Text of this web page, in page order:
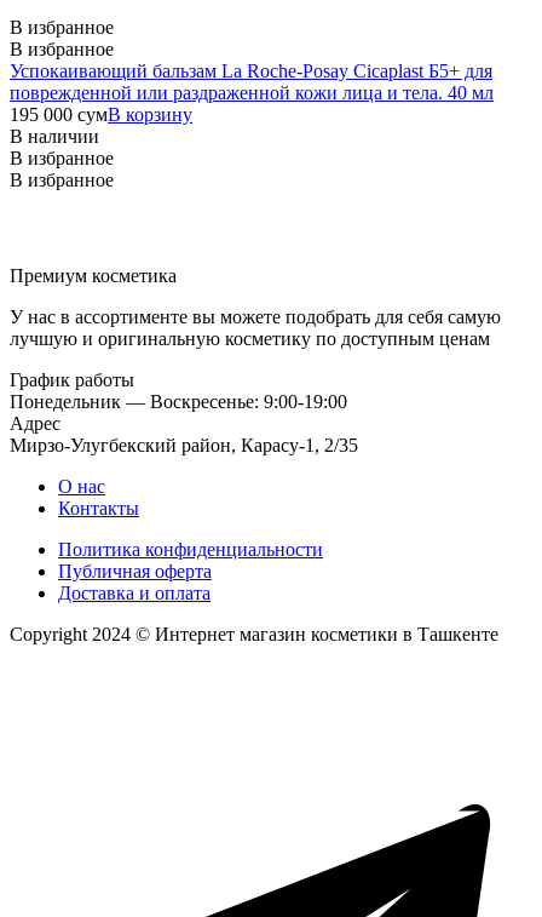
В избранное
В избранное
Успокаивающий бальзам La Roche-Posay Cicaplast Б5+ для
поврежденной или раздраженной кожи лица и тела. 40 мл
195 000 сумВ корзину
В наличии
В избранное
В избранное
Премиум косметика
У нас в ассортименте вы можете подобрать для себя самую
лучшую и оригинальную косметику по доступным ценам
График работы
Понедельник — Воскресенье: 9:00-19:00
Адрес
Мирзо-Улугбекский район, Карасу-1, 2/35
О нас
Контакты
Политика конфиденциальности
Публичная оферта
Доставка и оплата
Copyright 2024 © Интернет магазин косметики в Ташкенте